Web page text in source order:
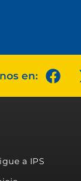
en:
a IPS